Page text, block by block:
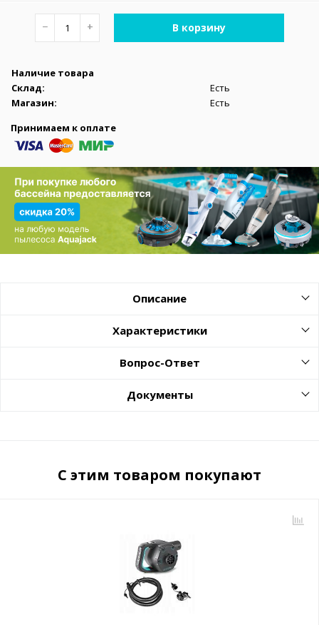
− + В корзину
Наличие товара
Склад:
Есть
Магазин:
Есть
Принимаем к оплате
Описание
Характеристики
Вопрос-Ответ
Документы
С этим товаром покупают